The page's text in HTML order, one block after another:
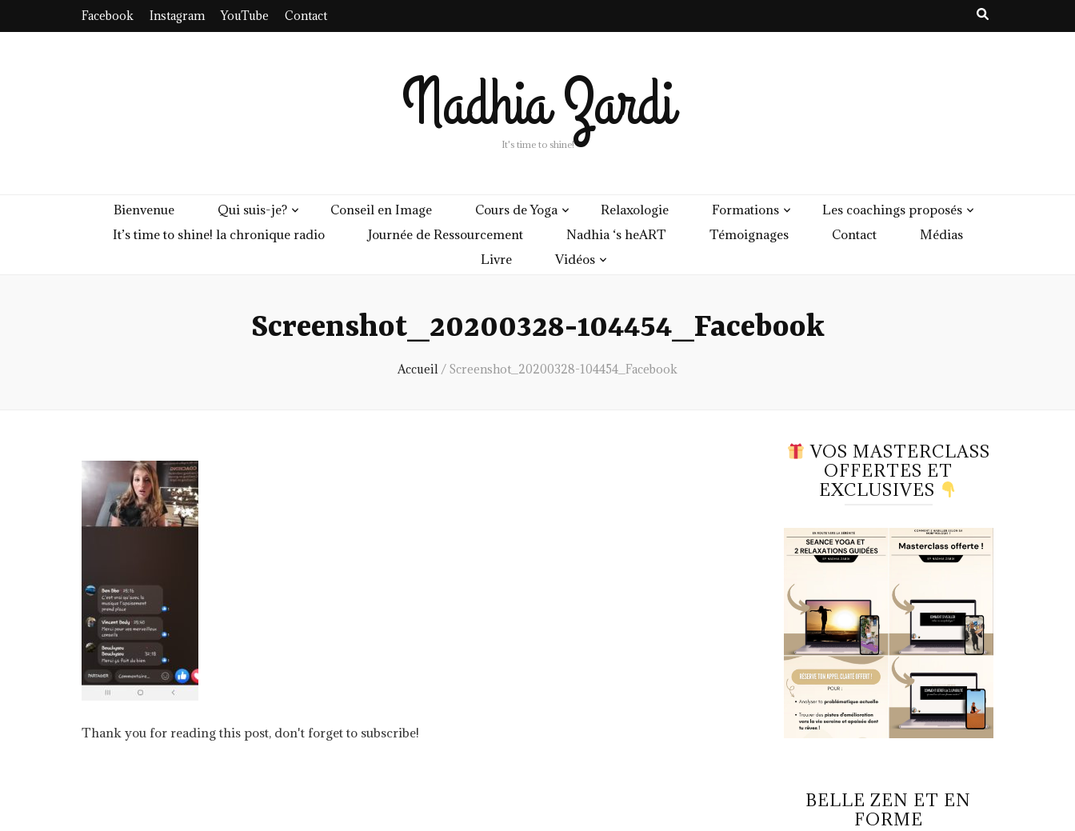
Facebook Instagram YouTube Contact
Nadhia Zardi
It's time to shine!
Bienvenue Qui suis-je? Conseil en Image Cours de Yoga Relaxologie Formations
Les coachings proposés
It’s time to shine! la chronique radio
Journée de Ressourcement Nadhia ‘s heART Témoignages Contact
Médias
Livre
Vidéos
Screenshot_20200328-104454_Facebook
Accueil / Screenshot_20200328-104454_Facebook
Thank you for reading this post, don't forget to subscribe!
VOS MASTERCLASS
OFFERTES ET
EXCLUSIVES
BELLE ZEN ET EN
FORME